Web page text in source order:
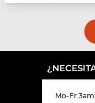
Mo-Fr